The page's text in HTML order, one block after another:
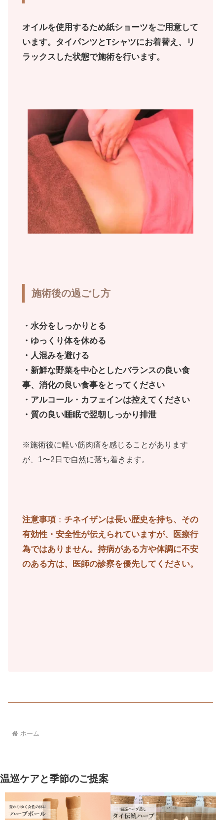
オイルを使用するため紙ショーツをご用意して
います。タイパンツとTシャツにお着替え、リ
ラックスした状態で施術を行います。
施術後の過ごし方
・水分をしっかりとる
・ゆっくり体を休める
・人混みを避ける
・新鮮な野菜を中心としたバランスの良い食
事、消化の良い食事をとってください
・アルコール・カフェインは控えてください
・質の良い睡眠で翌朝しっかり排泄
※施術後に軽い筋肉痛を感じることがあります
が、1〜2日で自然に落ち着きます。
注意事項： チネイザンは長い歴史を持ち、その
有効性・安全性が伝えられていますが、医療行
為ではありません。持病がある方や体調に不安
のある方は、医師の診察を優先してください。
ホーム
温巡ケアと季節のご提案